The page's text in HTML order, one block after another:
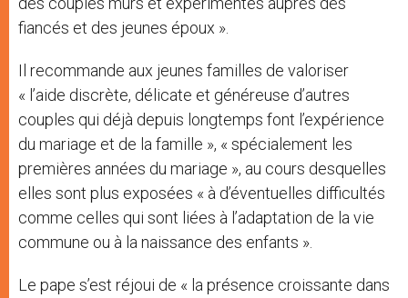
fiancés et des jeunes époux ».
Il recommande aux jeunes familles de valoriser
« l’aide discrète, délicate et généreuse d’autres
couples qui déjà depuis longtemps font l’expérience
du mariage et de la famille », « spécialement les
premières années du mariage », au cours desquelles
elles sont plus exposées « à d’éventuelles difficultés
comme celles qui sont liées à l’adaptation de la vie
commune ou à la naissance des enfants ».
Le pape s’est réjoui de « la présence croissante dans